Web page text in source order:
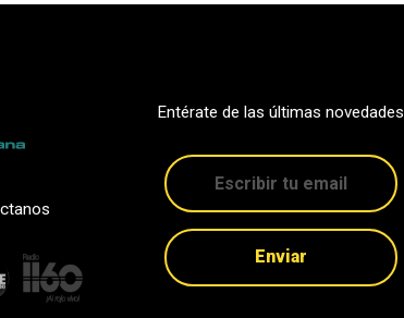
Entérate de las últimas novedades
Enviar